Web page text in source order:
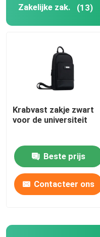
Bedrijfslaptop zakken
Zakelijke zak.
Laptoptashoes
Tech Storage Pouch
Beschermende
Ipad Hoes Cover
Zakelijke zak. (13)
Krabvast zakje zwart
voor de universiteit
Beste prijs
Contacteer ons